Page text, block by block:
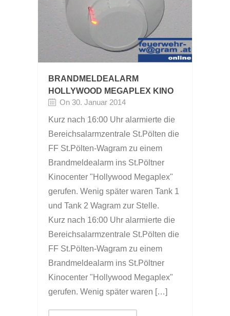
BRANDMELDEALARM
HOLLYWOOD MEGAPLEX KINO
On 30. Januar 2014
Kurz nach 16:00 Uhr alarmierte die
Bereichsalarmzentrale St.Pölten die
FF St.Pölten-Wagram zu einem
Brandmeldealarm ins St.Pöltner
Kinocenter "Hollywood Megaplex"
gerufen. Wenig später waren Tank 1
und Tank 2 Wagram zur Stelle.
Kurz nach 16:00 Uhr alarmierte die
Bereichsalarmzentrale St.Pölten die
FF St.Pölten-Wagram zu einem
Brandmeldealarm ins St.Pöltner
Kinocenter "Hollywood Megaplex"
gerufen. Wenig später waren […]